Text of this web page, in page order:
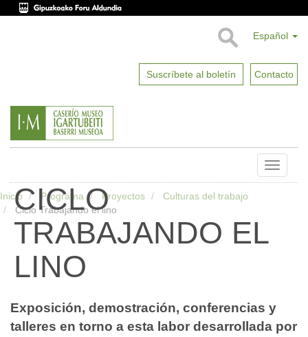
Español
Suscríbete al boletín Contacto
Toggle
Inicio Programa Proyectos
Culturas del trabajo
Ciclo Trabajando el lino
CICLO
TRABAJANDO EL
LINO
Exposición, demostración, conferencias y
talleres en torno a esta labor desarrollada por